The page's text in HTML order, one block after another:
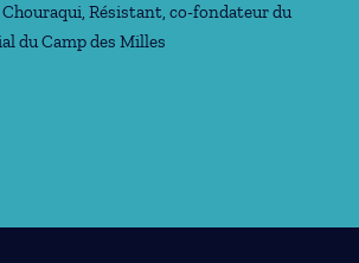
, Résistant, co-fondateur du
du Camp des Milles